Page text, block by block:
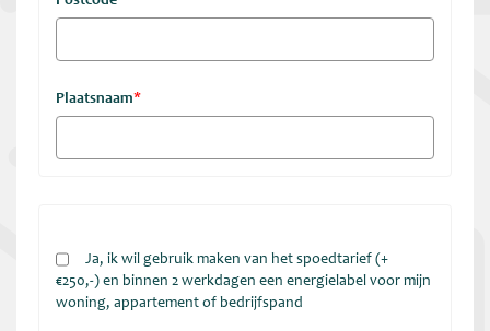
Plaatsnaam*
Ja, ik wil gebruik maken van het spoedtarief (+
€250,-) en binnen 2 werkdagen een energielabel voor mijn
woning, appartement of bedrijfspand